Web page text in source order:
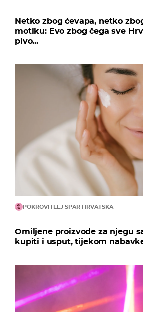
Netko zbog ćevapa, netko
motiku: Evo zbog čega sve
pivo...
POKROVITELJ SPAR HRVATSKA
Omiljene proizvode za njegu
kupiti i usput, tijekom